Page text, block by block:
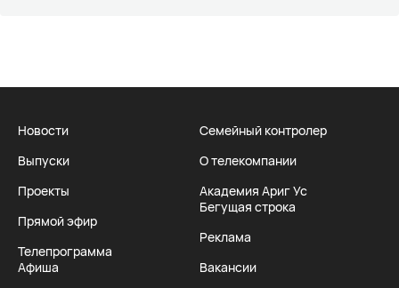
Новости
Выпуски
Проекты
Прямой эфир
Телепрограмма
Афиша
Семейный контролер
О телекомпании
Академия Ариг Ус
Бегущая строка
Реклама
Вакансии